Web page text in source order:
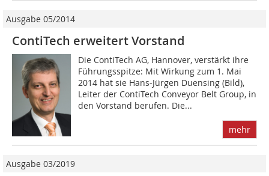
Ausgabe 05/2014
ContiTech erweitert Vorstand
Die ContiTech AG, Hannover, verstärkt ihre
Führungsspitze: Mit Wirkung zum 1. Mai
2014 hat sie Hans-Jürgen Duensing (Bild),
Leiter der ContiTech Conveyor Belt Group, in
den Vorstand berufen. Die...
mehr
Ausgabe 03/2019